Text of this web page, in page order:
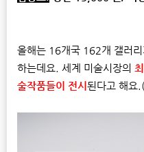
올해는 16개국 162개 갤러
하는데요. 세계 미술시장의
술작품들이 전시 된다고 해요